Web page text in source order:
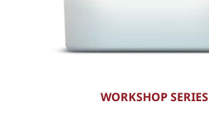
WORKSHOP SERIES